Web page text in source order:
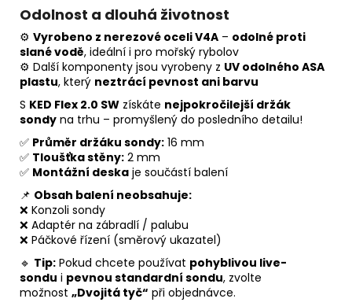
Odolnost a dlouhá životnost
⚙️ Vyrobeno z nerezové oceli V4A – odolné proti
slané vodě, ideální i pro mořský rybolov
⚙️ Další komponenty jsou vyrobeny z UV odolného ASA
plastu, který neztrácí pevnost ani barvu
S KED Flex 2.0 SW získáte nejpokročilejší držák
sondy na trhu – promyšlený do posledního detailu!
✅ Průměr držáku sondy: 16 mm
✅ Tloušťka stěny: 2 mm
✅ Montážní deska je součástí balení
📌 Obsah balení neobsahuje:
❌ Konzoli sondy
❌ Adaptér na zábradlí / palubu
❌ Páčkové řízení (směrový ukazatel)
🔹 Tip: Pokud chcete používat pohyblivou live-
sondu i pevnou standardní sondu, zvolte
možnost „Dvojitá tyč“ při objednávce.